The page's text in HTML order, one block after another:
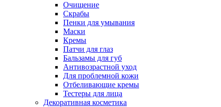
Очищение
Скрабы
Пенки для умывания
Маски
Кремы
Патчи для глаз
Бальзамы для губ
Антивозрастной уход
Для проблемной кожи
Oтбеливающие кремы
Тестеры для лица
Декоративная косметика